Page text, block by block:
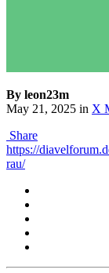
By leon23m
May 21, 2025 in X
Share
https://
rau/